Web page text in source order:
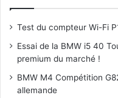
Test du compteur Wi-Fi
Essai de la BMW i5 40
premium du marché !
BMW M4 Compétition
allemande